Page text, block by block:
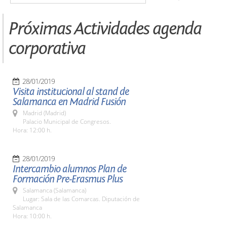
Próximas Actividades agenda
corporativa
28/01/2019
Visita institucional al stand de
Salamanca en Madrid Fusión
Madrid (Madrid)
Palacio Municipal de Congresos.
Hora: 12:00 h.
28/01/2019
Intercambio alumnos Plan de
Formación Pre-Erasmus Plus
Salamanca (Salamanca)
Lugar: Sala de las Comarcas. Diputación de
Salamanca
Hora: 10:00 h.